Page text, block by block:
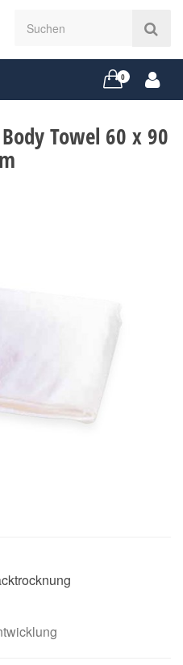
0
Towel 60 x 90